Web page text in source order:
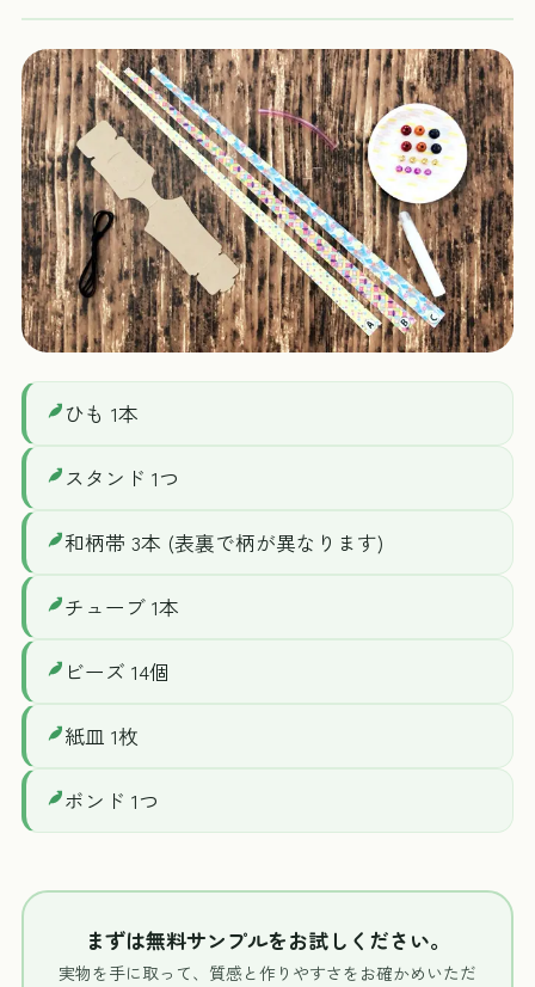
ひも 1本
スタンド 1つ
和柄帯 3本 (表裏で柄が異なります)
チューブ 1本
ビーズ 14個
紙皿 1枚
ボンド 1つ
まずは無料サンプルをお試しください。
実物を手に取って、質感と作りやすさをお確かめいただ